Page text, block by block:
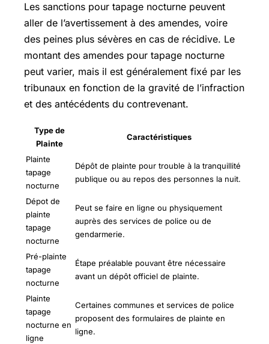
Les sanctions pour tapage nocturne peuvent
aller de l’avertissement à des amendes, voire
des peines plus sévères en cas de récidive. Le
montant des amendes pour tapage nocturne
peut varier, mais il est généralement fixé par les
tribunaux en fonction de la gravité de l’infraction
et des antécédents du contrevenant.
Type de
Plainte
Caractéristiques
Plainte
tapage
nocturne
Dépôt de plainte pour trouble à la tranquillité
publique ou au repos des personnes la nuit.
Dépot de
plainte
tapage
nocturne
Peut se faire en ligne ou physiquement
auprès des services de police ou de
gendarmerie.
Pré-plainte
tapage
nocturne
Étape préalable pouvant être nécessaire
avant un dépôt officiel de plainte.
Plainte
tapage
nocturne en
ligne
Certaines communes et services de police
proposent des formulaires de plainte en
ligne.